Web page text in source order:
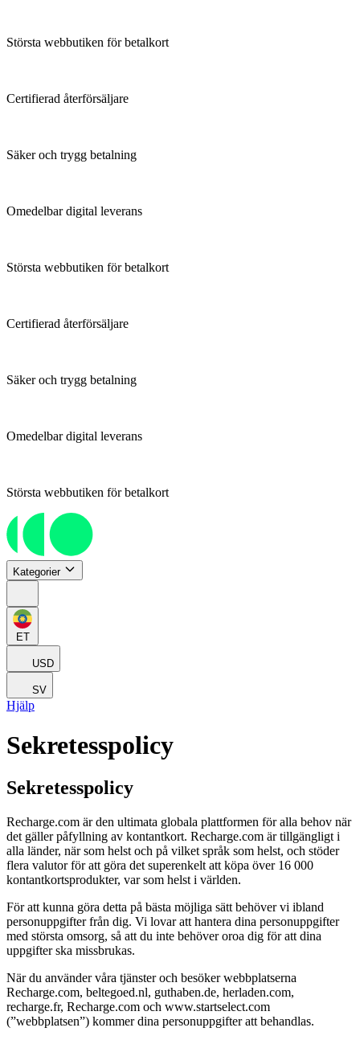
Största webbutiken för betalkort
Certifierad återförsäljare
Säker och trygg betalning
Omedelbar digital leverans
Största webbutiken för betalkort
Certifierad återförsäljare
Säker och trygg betalning
Omedelbar digital leverans
Största webbutiken för betalkort
Kategorier
ET
USD
SV
Hjälp
Sekretesspolicy
Sekretesspolicy
Recharge.com är den ultimata globala plattformen för alla behov när
det gäller påfyllning av kontantkort. Recharge.com är tillgängligt i
alla länder, när som helst och på vilket språk som helst, och stöder
flera valutor för att göra det superenkelt att köpa över 16 000
kontantkortsprodukter, var som helst i världen.
För att kunna göra detta på bästa möjliga sätt behöver vi ibland
personuppgifter från dig. Vi lovar att hantera dina personuppgifter
med största omsorg, så att du inte behöver oroa dig för att dina
uppgifter ska missbrukas.
När du använder våra tjänster och besöker webbplatserna
Recharge.com, beltegoed.nl, guthaben.de, herladen.com,
recharge.fr, Recharge.com och www.startselect.com
(”webbplatsen”) kommer dina personuppgifter att behandlas.